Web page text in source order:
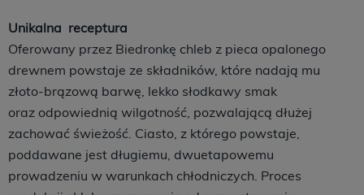
Unikalna receptura
Oferowany przez Biedronkę chleb z pieca opalonego
drewnem powstaje ze składników, które nadają mu
złoto-brązową barwę, lekko słodkawy smak
oraz odpowiednią wilgotność, pozwalającą dłużej
zachować świeżość. Ciasto, z którego powstaje,
poddawane jest długiemu, dwuetapowemu
prowadzeniu w warunkach chłodniczych. Proces